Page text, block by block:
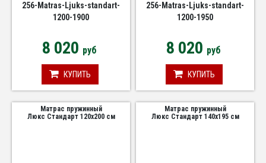
256-Matras-Ljuks-standart-
1200-1900
8 020 руб
КУПИТЬ
256-Matras-Ljuks-standart-
1200-1950
8 020 руб
КУПИТЬ
Матрас пружинный
Люкс Стандарт 120х200 см
Матрас пружинный
Люкс Стандарт 140х195 см